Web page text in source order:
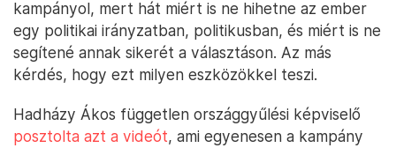
kampányol, mert hát miért is ne hihetne az ember
egy politikai irányzatban, politikusban, és miért is ne
segítené annak sikerét a választáson. Az más
kérdés, hogy ezt milyen eszközökkel teszi.
Hadházy Ákos független országgyűlési képviselő
posztolta azt a videót, ami egyenesen a kampány